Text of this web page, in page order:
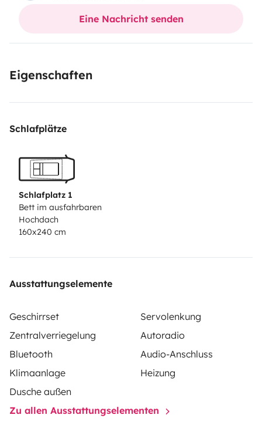
confortables. En option : douche solaire et annexe de
repas abrité.Liberté, confort et aventure au rendez-
Eine Nachricht senden
Eigenschaften
Schlafplätze
Schlafplatz 1
Bett im ausfahrbaren
Hochdach
160x240 cm
Ausstattungselemente
Geschirrset
Servolenkung
Zentralverriegelung
Autoradio
Bluetooth
Audio-Anschluss
Klimaanlage
Heizung
Dusche außen
Zu allen Ausstattungselementen